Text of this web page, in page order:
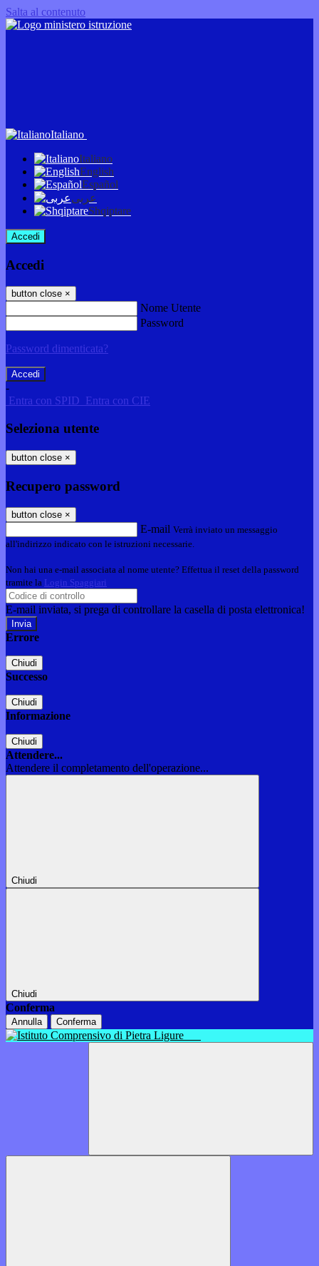
Salta al contenuto
Italiano
Italiano
English
Español
عربى
Shqiptare
Accedi
Accedi
button close ×
Nome Utente
Password
Password dimenticata?
-
Entra con SPID Entra con CIE
Seleziona utente
button close ×
Recupero password
button close ×
E-mail Verrà inviato un messaggio
all'indirizzo indicato con le istruzioni necessarie.
Non hai una e-mail associata al nome utente? Effettua il reset della password
tramite la Login Spaggiari
E-mail inviata, si prega di controllare la casella di posta elettronica!
Errore
Chiudi
Successo
Chiudi
Informazione
Chiudi
Attendere...
Attendere il completamento dell'operazione...
Chiudi
Chiudi
Conferma
Annulla Conferma